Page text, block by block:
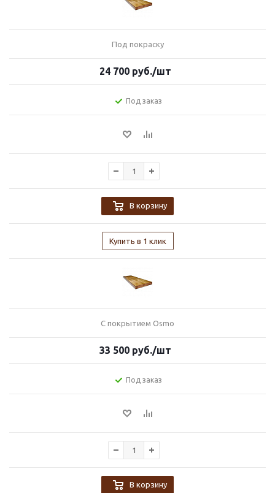
Под покраску
24 700 руб./шт
Под заказ
В корзину
Купить в 1 клик
С покрытием Osmo
33 500 руб./шт
Под заказ
В корзину